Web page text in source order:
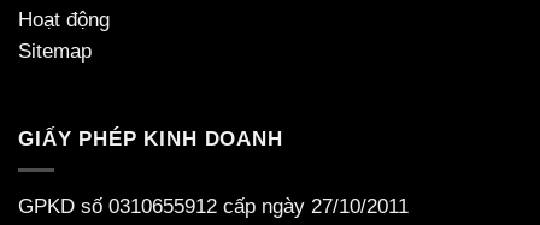
Hoạt động
Sitemap
GIẤY PHÉP KINH DOANH
GPKD số 0310655912 cấp ngày 27/10/2011